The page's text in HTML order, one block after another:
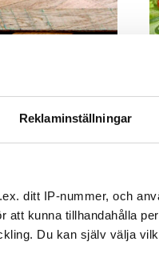
Reklaminställningar
ditt IP-nummer, och
kunna tillhandahålla
Du kan själv välja
Andersson/ Anna Rytterbrant
och går till
av vattnet.